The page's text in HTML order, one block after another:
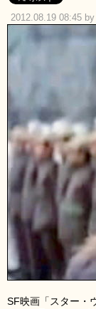
2012.08.19 08:45 by
SF映画「スター・